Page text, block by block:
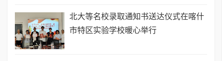
北大等名校录取通知书送达仪式在喀什
市特区实验学校暖心举行